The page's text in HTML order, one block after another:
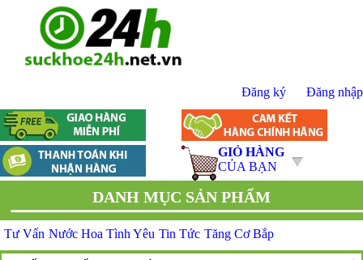
Đăng ký Đăng nhập
GIỎ HÀNG
CỦA BẠN
DANH MỤC SẢN PHẨM
Tư Vấn Nước Hoa Tình Yêu Tin Tức Tăng Cơ Bắp